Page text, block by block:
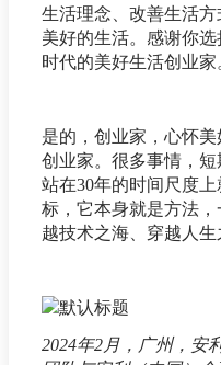
生活理念、改善生活
美好的生活。感谢你
时代的美好生活创业家
是的，创业家，心怀
创业家。很多事情，
站在30年的时间尺度上
标，它本身就是方法
越技术之海、穿越人生
2024年2月，广州，安